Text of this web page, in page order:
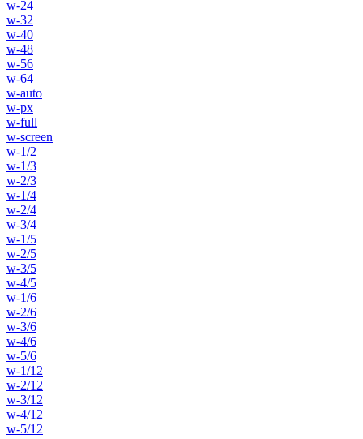
w-24
w-32
w-40
w-48
w-56
w-64
w-auto
w-px
w-full
w-screen
w-1/2
w-1/3
w-2/3
w-1/4
w-2/4
w-3/4
w-1/5
w-2/5
w-3/5
w-4/5
w-1/6
w-2/6
w-3/6
w-4/6
w-5/6
w-1/12
w-2/12
w-3/12
w-4/12
w-5/12